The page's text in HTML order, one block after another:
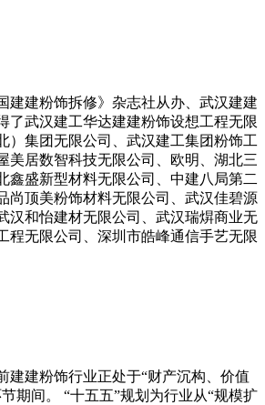
建粉饰拆修》杂志社从办、武汉建建
了武汉建工华达建建粉饰设想工程无限
）集团无限公司、武汉建工集团粉饰工
美居数智科技无限公司、欧明、湖北三
鑫盛新型材料无限公司、中建八局第二
尚顶美粉饰材料无限公司、武汉佳碧源
汉和怡建材无限公司、武汉瑞焺商业无
程无限公司、深圳市皓峰通信手艺无限
建粉饰行业正处于“财产沉构、价值
期间。 “十五五”规划为行业从“规模扩